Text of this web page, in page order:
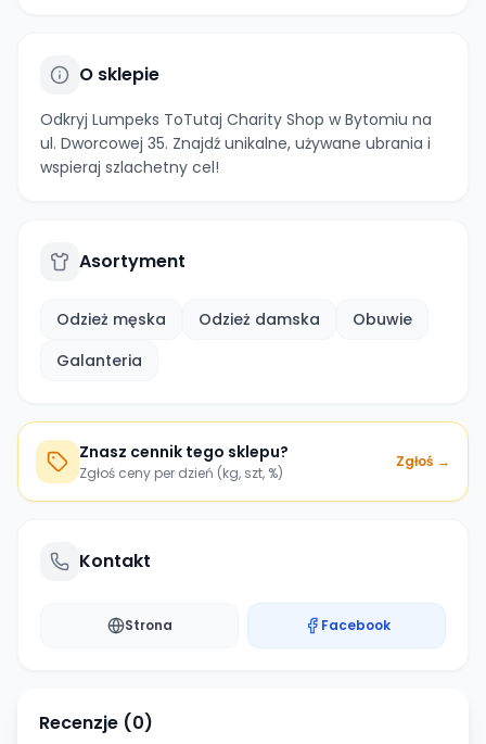
O sklepie
Odkryj Lumpeks ToTutaj Charity Shop w Bytomiu na
ul. Dworcowej 35. Znajdź unikalne, używane ubrania i
wspieraj szlachetny cel!
Asortyment
Odzież męska Odzież damska
Obuwie
Galanteria
Znasz cennik tego sklepu?
Zgłoś ceny per dzień (kg, szt, %)
Zgłoś →
Kontakt
Strona Facebook
Recenzje (0)